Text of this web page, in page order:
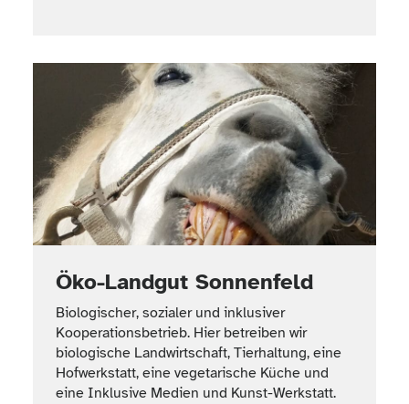
Öko-Landgut Sonnenfeld
Biologischer, sozialer und inklusiver
Kooperationsbetrieb. Hier betreiben wir
biologische Landwirtschaft, Tierhaltung, eine
Hofwerkstatt, eine vegetarische Küche und
eine Inklusive Medien und Kunst-Werkstatt.